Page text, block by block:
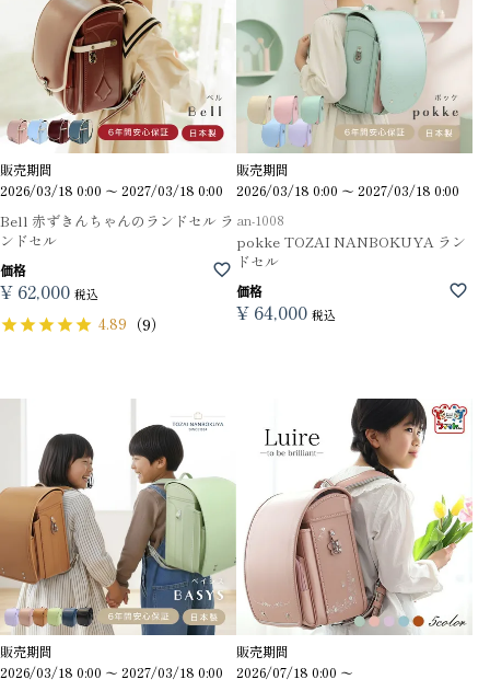
販売期間
2026/03/18 0:00 〜 2027/03/18 0:00
Bell 赤ずきんちゃんのランドセル ラ
ンドセル
価格
¥ 62,000 税込
4.89 （9）
販売期間
2026/03/18 0:00 〜 2027/03/18 0:00
an-1008
pokke TOZAI NANBOKUYA ラン
ドセル
価格
¥ 64,000 税込
販売期間
2026/03/18 0:00 〜 2027/03/18 0:00
販売期間
2026/07/18 0:00 〜